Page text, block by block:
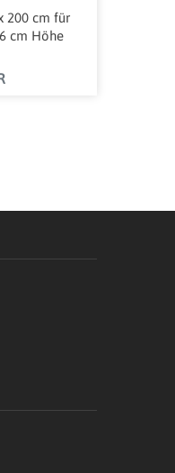
200 cm für
cm Höhe